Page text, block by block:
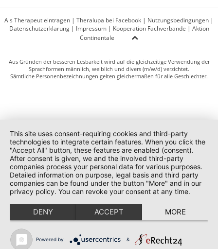
Als Therapeut eintragen | Theralupa bei Facebook | Nutzungsbedingungen |
Datenschutzerklärung| Impressum| Kooperation Fachverbände | Aktion
Continentale
Aus Gründen der besseren Lesbarkeit wird auf die gleichzeitige Verwendung der
Sprachformen männlich, weiblich und divers (m/w/d) verzichtet.
Sämtliche Personenbezeichnungen gelten gleichermaßen für alle Geschlechter.
This site uses consent-requiring cookies and third-party
technologies to integrate certain features. When you click the
"Accept All" button, these features are enabled (consent).
After consent is given, we and the involved third-party
companies process your personal data for various purposes.
Detailed information on purpose, legal basis and third party
companies can be found under the button "More" and in our
privacy policy. You can revoke your consent at any time.
DENY ACCEPT MORE
Powered by &